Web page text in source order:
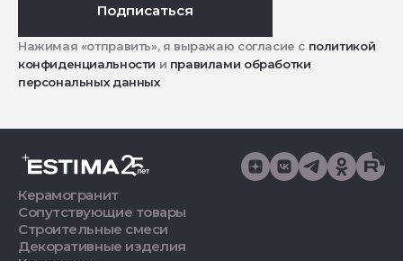
Подписаться
Нажимая «отправить», я выражаю согласие с политикой
конфиденциальности и правилами обработки
персональных данных
Керамогранит
Сопутствующие товары
Строительные смеси
Декоративные изделия